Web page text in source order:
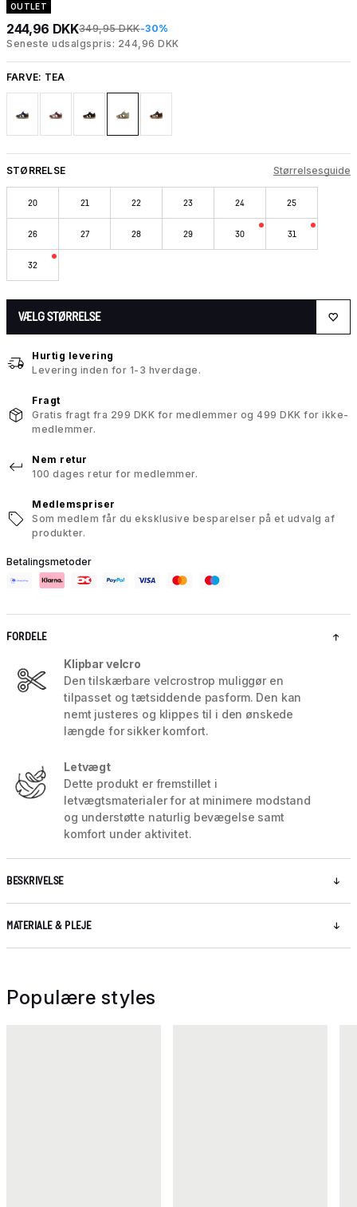
OUTLET
244,96 DKK349,95 DKK-30%
Seneste udsalgspris: 244,96 DKK
FARVE: TEA
STØRRELSE Størrelsesguide
20 21 22 23 24 25
26 27 28 29 30 31
32
VÆLG STØRRELSE
Hurtig levering
Levering inden for 1-3 hverdage.
Fragt
Gratis fragt fra 299 DKK for medlemmer og 499 DKK for ikke-
medlemmer.
Nem retur
100 dages retur for medlemmer.
Medlemspriser
Som medlem får du eksklusive besparelser på et udvalg af
produkter.
Betalingsmetoder
FORDELE
Klipbar velcro
Den tilskærbare velcrostrop muliggør en
tilpasset og tætsiddende pasform. Den kan
nemt justeres og klippes til i den ønskede
længde for sikker komfort.
Letvægt
Dette produkt er fremstillet i
letvægtsmaterialer for at minimere modstand
og understøtte naturlig bevægelse samt
komfort under aktivitet.
BESKRIVELSE
MATERIALE & PLEJE
Populære styles